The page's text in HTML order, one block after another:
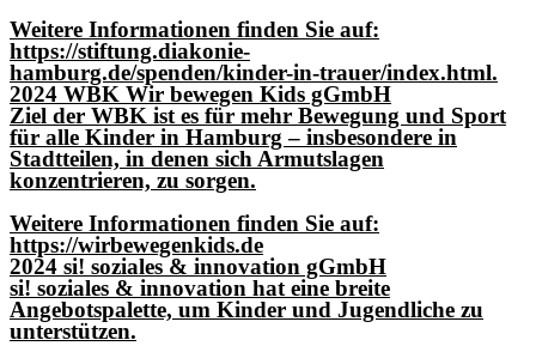
Weitere Informationen finden Sie auf:
https://stiftung.diakonie-
hamburg.de/spenden/kinder-in-trauer/index.html.
2024 WBK Wir bewegen Kids gGmbH
Ziel der WBK ist es für mehr Bewegung und Sport
für alle Kinder in Hamburg – insbesondere in
Stadtteilen, in denen sich Armutslagen
konzentrieren, zu sorgen.
Weitere Informationen finden Sie auf:
https://wirbewegenkids.de
2024 si! soziales & innovation gGmbH
si! soziales & innovation hat eine breite
Angebotspalette, um Kinder und Jugendliche zu
unterstützen.